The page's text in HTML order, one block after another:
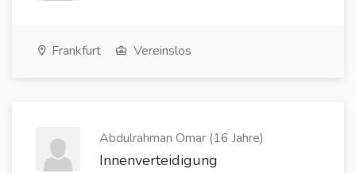
Frankfurt Vereinslos
Abdulrahman Omar (16 Jahre)
Innenverteidigung